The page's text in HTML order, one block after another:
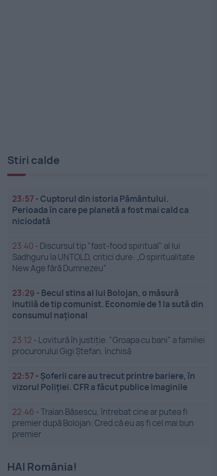
Stiri calde
23:57 -Cuptorul din istoria Pământului.
Perioada în care pe planetă a fost mai cald ca
niciodată
23:40 - Discursul tip "fast-food spiritual" al lui
Sadhguru la UNTOLD, critici dure: „O spiritualitate
New Age fără Dumnezeu”
23:29 - Becul stins al lui Bolojan, o măsură
inutilă de tip comunist. Economie de 1 la sută din
consumul național
23:12 - Lovitură în justiție. "Groapa cu bani" a familiei
procurorului Gigi Ștefan, închisă
22:57 - Șoferii care au trecut printre bariere, în
vizorul Poliției. CFR a făcut publice imaginile
22:46 -Traian Băsescu, întrebat cine ar putea fi
premier după Bolojan: Cred că eu aș fi cel mai bun
premier
HAI România!